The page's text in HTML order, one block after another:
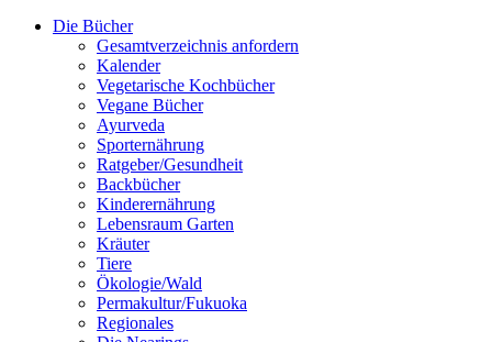
Die Bücher
Gesamtverzeichnis anfordern
Kalender
Vegetarische Kochbücher
Vegane Bücher
Ayurveda
Sporternährung
Ratgeber/Gesundheit
Backbücher
Kinderernährung
Lebensraum Garten
Kräuter
Tiere
Ökologie/Wald
Permakultur/Fukuoka
Regionales